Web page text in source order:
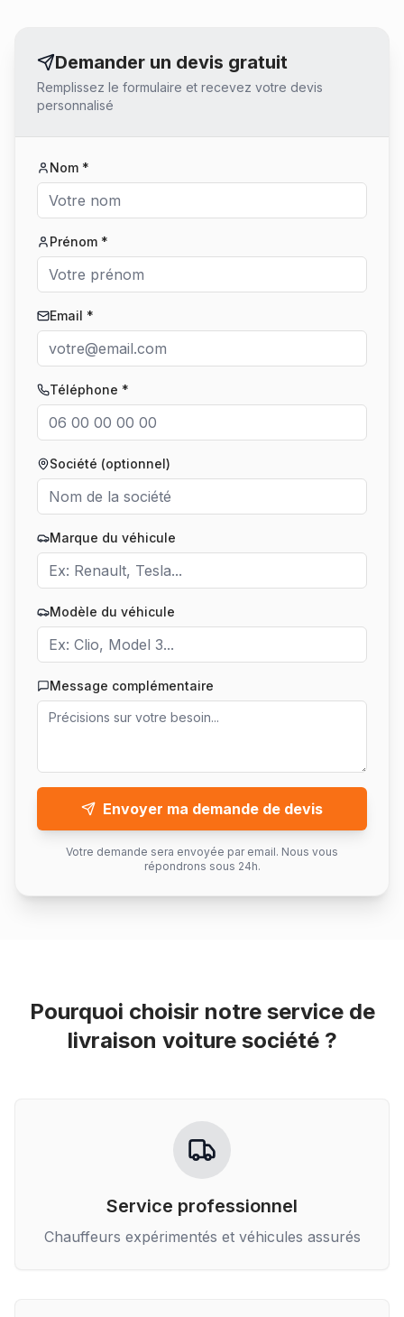
Demander un devis gratuit
Remplissez le formulaire et recevez votre devis
personnalisé
Nom *
Prénom *
Email *
Téléphone *
Société (optionnel)
Marque du véhicule
Modèle du véhicule
Message complémentaire
Envoyer ma demande de devis
Votre demande sera envoyée par email. Nous vous
répondrons sous 24h.
Pourquoi choisir notre service de
livraison voiture société?
Service professionnel
Chauffeurs expérimentés et véhicules assurés